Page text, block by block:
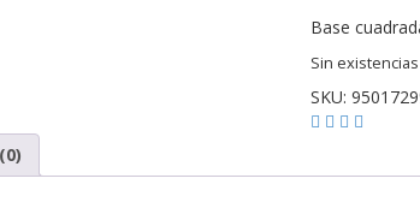
Base
Sin existencias
SKU: